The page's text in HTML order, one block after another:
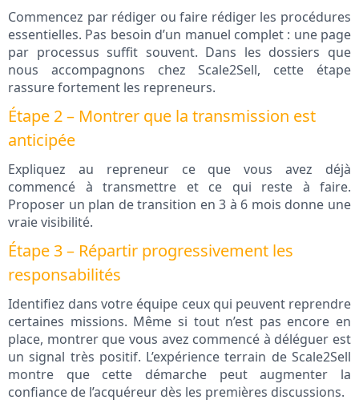
Commencez par rédiger ou faire rédiger les procédures
essentielles. Pas besoin d’un manuel complet : une page
par processus suffit souvent. Dans les dossiers que
nous accompagnons chez Scale2Sell, cette étape
rassure fortement les repreneurs.
Étape 2 – Montrer que la transmission est
anticipée
Expliquez au repreneur ce que vous avez déjà
commencé à transmettre et ce qui reste à faire.
Proposer un plan de transition en 3 à 6 mois donne une
vraie visibilité.
Étape 3 – Répartir progressivement les
responsabilités
Identifiez dans votre équipe ceux qui peuvent reprendre
certaines missions. Même si tout n’est pas encore en
place, montrer que vous avez commencé à déléguer est
un signal très positif. L’expérience terrain de Scale2Sell
montre que cette démarche peut augmenter la
confiance de l’acquéreur dès les premières discussions.